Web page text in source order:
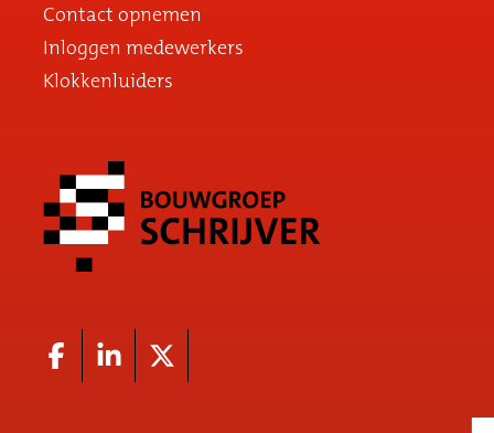
Contact opnemen
Inloggen medewerkers
Klokkenluiders